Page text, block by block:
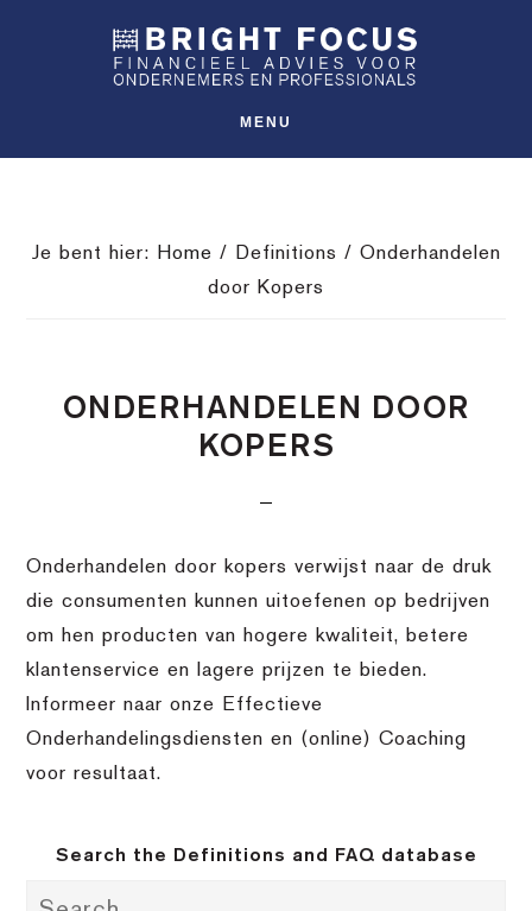
inhoud
MENU
Je bent hier: Home / Definitions / Onderhandelen
door Kopers
ONDERHANDELEN DOOR
KOPERS
Onderhandelen door kopers verwijst naar de druk
die consumenten kunnen uitoefenen op bedrijven
om hen producten van hogere kwaliteit, betere
klantenservice en lagere prijzen te bieden.
Informeer naar onze Effectieve
Onderhandelingsdiensten en (online) Coaching
voor resultaat.
Search the Definitions and FAQ database